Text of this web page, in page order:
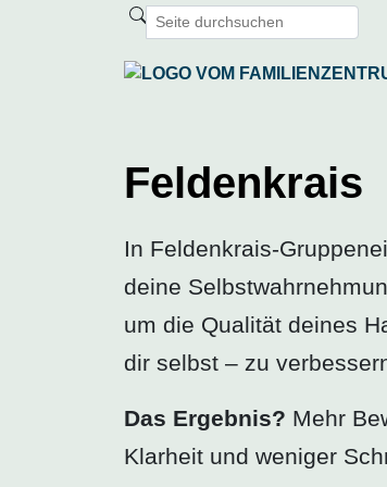
Feldenkrais
In Feldenkrais-
deine
um die Qualität deines
dir selbst – zu
Das Ergebnis? Mehr
Klarheit und weniger